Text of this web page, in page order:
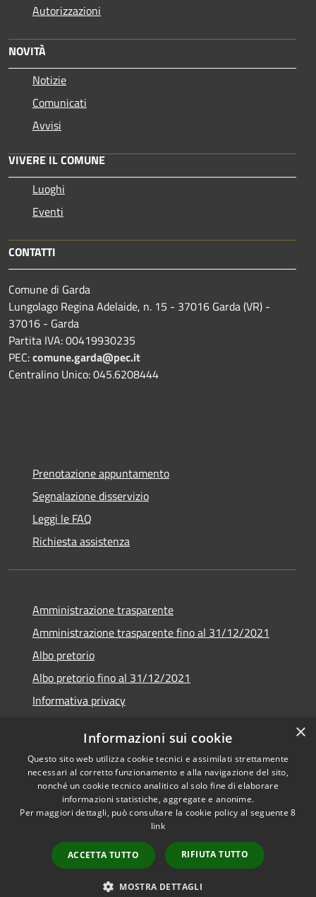
Autorizzazioni
NOVITÀ
Notizie
Comunicati
Avvisi
VIVERE IL COMUNE
Luoghi
Eventi
CONTATTI
Comune di Garda
Lungolago Regina Adelaide, n. 15 - 37016 Garda (VR) -
37016 - Garda
Partita IVA: 00419930235
PEC:comune.garda@pec.it
Centralino Unico: 045.6208444
Prenotazione appuntamento
Segnalazione disservizio
Leggi le FAQ
Richiesta assistenza
Amministrazione trasparente
Amministrazione trasparente fino al 31/12/2021
Albo pretorio
Albo pretorio fino al 31/12/2021
Informativa privacy
Dichiarazione di accessibilità
RSS
Copyright © 2026 • Comune di
Municipium•
Accesso
redazione
×
Informazioni sui cookie
Questo sito web utilizza cookie tecnici e assimilati strettamente
necessari al corretto funzionamento e alla navigazione del sito,
nonché un cookie tecnico analitico al solo fine di elaborare
informazioni statistiche, aggregate e anonime.
Per maggiori dettagli, può consultare la cookie policy al seguente8
link
ACCETTA TUTTO RIFIUTA TUTTO
MOSTRA DETTAGLI